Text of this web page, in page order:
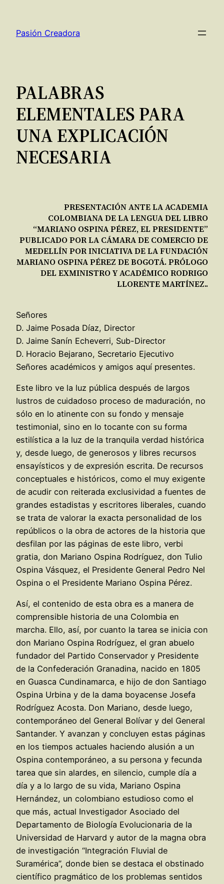
contenido
Pasión Creadora
PALABRAS
ELEMENTALES PARA
UNA EXPLICACIÓN
NECESARIA
PRESENTACIÓN ANTE LA ACADEMIA
COLOMBIANA DE LA LENGUA DEL LIBRO
“MARIANO OSPINA PÉREZ, EL PRESIDENTE”
PUBLICADO POR LA CÁMARA DE COMERCIO DE
MEDELLÍN POR INICIATIVA DE LA FUNDACIÓN
MARIANO OSPINA PÉREZ DE BOGOTÁ. PRÓLOGO
DEL EXMINISTRO Y ACADÉMICO RODRIGO
LLORENTE MARTÍNEZ..
Señores
D. Jaime Posada Díaz, Director
D. Jaime Sanín Echeverri, Sub-Director
D. Horacio Bejarano, Secretario Ejecutivo
Señores académicos y amigos aquí presentes.
Este libro ve la luz pública después de largos
lustros de cuidadoso proceso de maduración, no
sólo en lo atinente con su fondo y mensaje
testimonial, sino en lo tocante con su forma
estilística a la luz de la tranquila verdad histórica
y, desde luego, de generosos y libres recursos
ensayísticos y de expresión escrita. De recursos
conceptuales e históricos, como el muy exigente
de acudir con reiterada exclusividad a fuentes de
grandes estadistas y escritores liberales, cuando
se trata de valorar la exacta personalidad de los
repúblicos o la obra de actores de la historia que
desfilan por las páginas de este libro, verbi
gratia, don Mariano Ospina Rodríguez, don Tulio
Ospina Vásquez, el Presidente General Pedro Nel
Ospina o el Presidente Mariano Ospina Pérez.
Así, el contenido de esta obra es a manera de
comprensible historia de una Colombia en
marcha. Ello, así, por cuanto la tarea se inicia con
don Mariano Ospina Rodríguez, el gran abuelo
fundador del Partido Conservador y Presidente
de la Confederación Granadina, nacido en 1805
en Guasca Cundinamarca, e hijo de don Santiago
Ospina Urbina y de la dama boyacense Josefa
Rodríguez Acosta. Don Mariano, desde luego,
contemporáneo del General Bolívar y del General
Santander. Y avanzan y concluyen estas páginas
en los tiempos actuales haciendo alusión a un
Ospina contemporáneo, a su persona y fecunda
tarea que sin alardes, en silencio, cumple día a
día y a lo largo de su vida, Mariano Ospina
Hernández, un colombiano estudioso como el
que más, actual Investigador Asociado del
Departamento de Biología Evolucionaria de la
Universidad de Harvard y autor de la magna obra
de investigación “Integración Fluvial de
Suramérica”, donde bien se destaca el obstinado
científico pragmático de los problemas sentidos